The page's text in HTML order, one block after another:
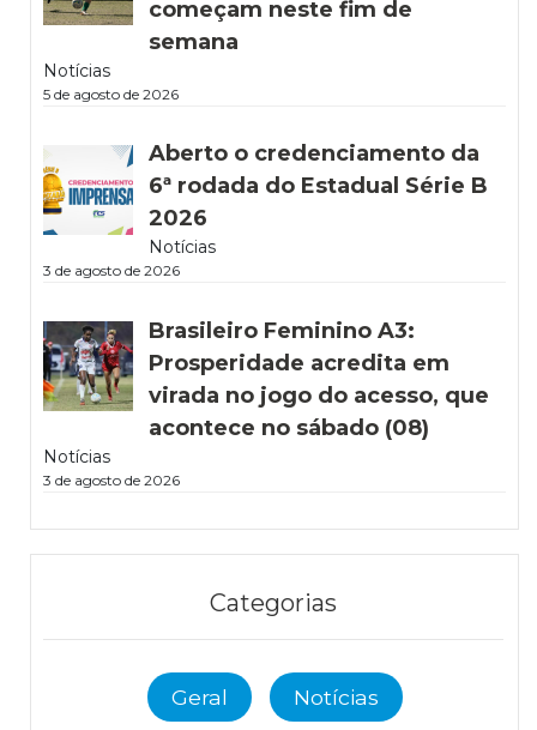
começam neste fim de
semana
Notícias
5 de agosto de 2026
Aberto o credenciamento da
6ª rodada do Estadual Série B
2026
Notícias
3 de agosto de 2026
Brasileiro Feminino A3:
Prosperidade acredita em
virada no jogo do acesso, que
acontece no sábado (08)
Notícias
3 de agosto de 2026
Categorias
Geral Notícias